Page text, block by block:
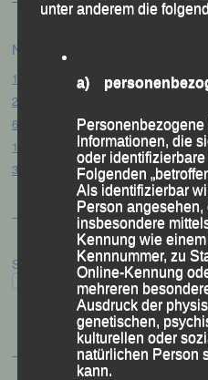
Neueste Beiträge
15. Pörndorfer Sommernachtslauf –
20. Goldener Steig-Lauf – Stozec/
61. Bergsportfest – Ortenburg,
12. Loser Berglauf – Altaussee/
32. Sommerbiathlon – Passau,
Suchen
unter anderem die
a)
Informationen, die
oder
Folgenden
Als identifizierbar
Person
insbesondere
Kennung wie
Kennnummer, zu
Online-Kennung
mehreren
Ausdruck der
genetischen,
kulturellen oder
natürlichen Person
kann.